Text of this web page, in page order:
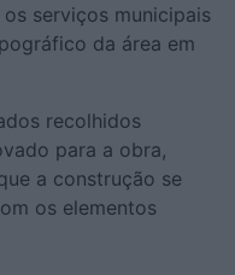
serviços municipais
da área em
recolhidos
para a obra,
a construção se
os elementos